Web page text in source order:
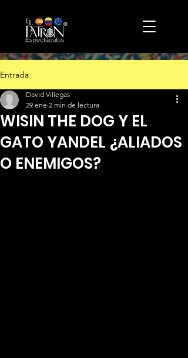
Entrada
WISIN THE DOG Y EL
GATO YANDEL ¿ALIADOS
O ENEMIGOS?
David Villegas
29 ene 2 min de lectura